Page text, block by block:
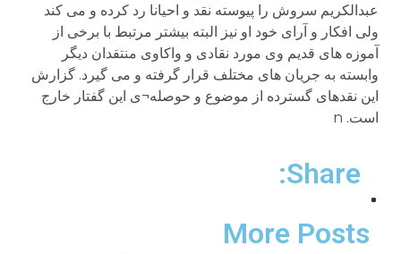
Share:
More Posts